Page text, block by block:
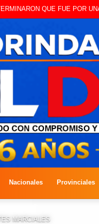
Nacionales Provinciales
MARCIALES